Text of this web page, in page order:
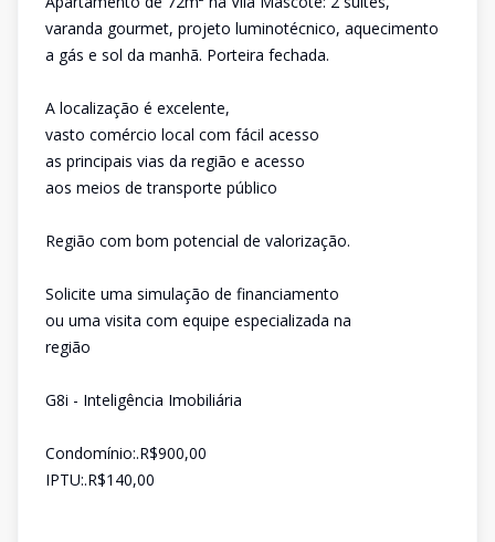
varanda gourmet, projeto luminotécnico, aquecimento
a gás e sol da manhã. Porteira fechada.
A localização é excelente,
vasto comércio local com fácil acesso
as principais vias da região e acesso
aos meios de transporte público
Região com bom potencial de valorização.
Solicite uma simulação de financiamento
ou uma visita com equipe especializada na
região
G8i - Inteligência Imobiliária
Condomínio:.R$900,00
IPTU:.R$140,00